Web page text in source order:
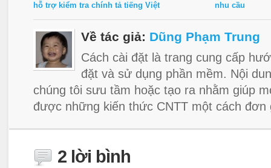
hỗ trợ kiểm tra chính tả tiếng Việt
nhu cầu
Về tác giả: Dũng Phạm Trung
Cách cài đặt là trang cung cấp
đặt và sử dụng phần mềm. Nội
chúng tôi sưu tầm hoặc tạo ra nhằm giúp
được những kiến thức CNTT một cách đơn
2 lời bình